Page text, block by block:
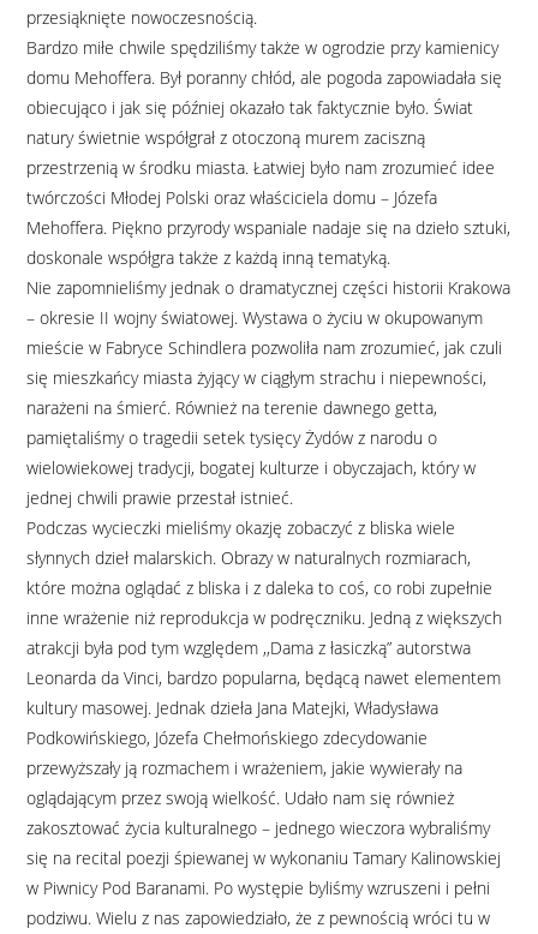
przesiąknięte nowoczesnością.
Bardzo miłe chwile spędziliśmy także w ogrodzie przy kamienicy
domu Mehoffera. Był poranny chłód, ale pogoda zapowiadała się
obiecująco i jak się później okazało tak faktycznie było. Świat
natury świetnie współgrał z otoczoną murem zaciszną
przestrzenią w środku miasta. Łatwiej było nam zrozumieć idee
twórczości Młodej Polski oraz właściciela domu – Józefa
Mehoffera. Piękno przyrody wspaniale nadaje się na dzieło sztuki,
doskonale współgra także z każdą inną tematyką.
Nie zapomnieliśmy jednak o dramatycznej części historii Krakowa
– okresie II wojny światowej. Wystawa o życiu w okupowanym
mieście w Fabryce Schindlera pozwoliła nam zrozumieć, jak czuli
się mieszkańcy miasta żyjący w ciągłym strachu i niepewności,
narażeni na śmierć. Również na terenie dawnego getta,
pamiętaliśmy o tragedii setek tysięcy Żydów z narodu o
wielowiekowej tradycji, bogatej kulturze i obyczajach, który w
jednej chwili prawie przestał istnieć.
Podczas wycieczki mieliśmy okazję zobaczyć z bliska wiele
słynnych dzieł malarskich. Obrazy w naturalnych rozmiarach,
które można oglądać z bliska i z daleka to coś, co robi zupełnie
inne wrażenie niż reprodukcja w podręczniku. Jedną z większych
atrakcji była pod tym względem ,,Dama z łasiczką” autorstwa
Leonarda da Vinci, bardzo popularna, będącą nawet elementem
kultury masowej. Jednak dzieła Jana Matejki, Władysława
Podkowińskiego, Józefa Chełmońskiego zdecydowanie
przewyższały ją rozmachem i wrażeniem, jakie wywierały na
oglądającym przez swoją wielkość. Udało nam się również
zakosztować życia kulturalnego – jednego wieczora wybraliśmy
się na recital poezji śpiewanej w wykonaniu Tamary Kalinowskiej
w Piwnicy Pod Baranami. Po występie byliśmy wzruszeni i pełni
podziwu. Wielu z nas zapowiedziało, że z pewnością wróci tu w